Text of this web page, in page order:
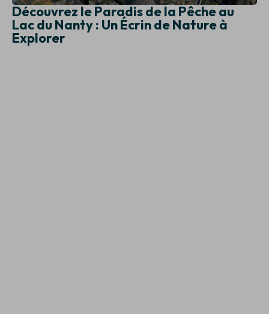
Découvrez le Paradis de la Pêche au
Lac du Nanty : Un Écrin de Nature à
Explorer